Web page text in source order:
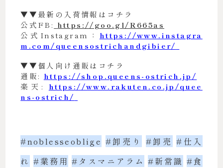
▼▼最新の入荷情報はコチラ
公式FB: https://goo.gl/R665as
公式Instagram： https://www.instagra
m.com/queensostrichandgibier/
▼▼個人向け通販はコチラ
通販: https://shop.queens-ostrich.jp/
楽天: https://www.rakuten.co.jp/quee
ns-ostrich/
#noblesseoblige #卸売り #卸売 #仕入
れ #業務用 #タスマニアラム #新常識 #食